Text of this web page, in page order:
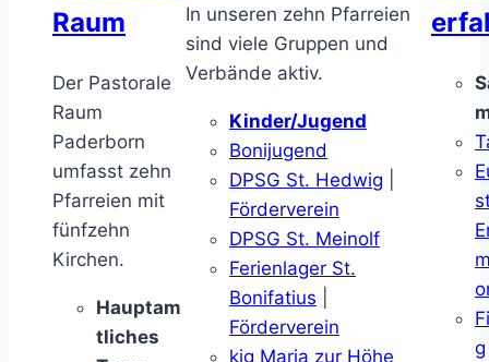
Raum
Der Pastorale
Raum
Paderborn
umfasst zehn
Pfarreien mit
fünfzehn
Kirchen.
Hauptam
tliches
In unseren zehn Pfarreien
sind viele Gruppen und
Verbände aktiv.
Kinder/Jugend
Bonijugend
DPSG St. Hedwig
Förderverein
DPSG St. Meinolf
Ferienlager St.
Bonifatius
Förderverein
kjg Maria zur Höhe
g